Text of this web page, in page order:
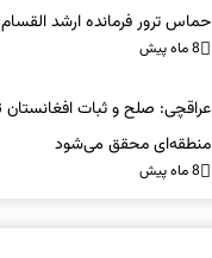
منطقه‌ای محقق می‌شود
8 ماه پیش